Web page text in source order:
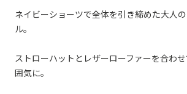
ネイビーショーツで全体を引き締めた大人
ル。
ストローハットとレザーローファーを合わ
囲気に。